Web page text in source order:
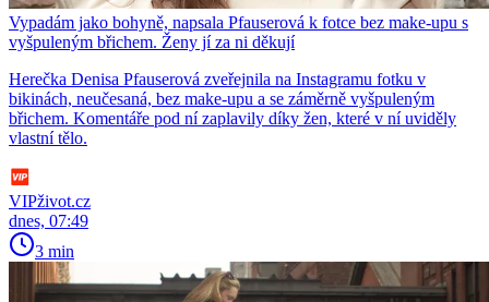
Vypadám jako bohyně, napsala Pfauserová k fotce bez make-upu s
vyšpuleným břichem. Ženy jí za ni děkují
Herečka Denisa Pfauserová zveřejnila na Instagramu fotku v
bikinách, neučesaná, bez make-upu a se záměrně vyšpuleným
břichem. Komentáře pod ní zaplavily díky žen, které v ní uviděly
vlastní tělo.
VIPživot.cz
dnes, 07:49
3 min